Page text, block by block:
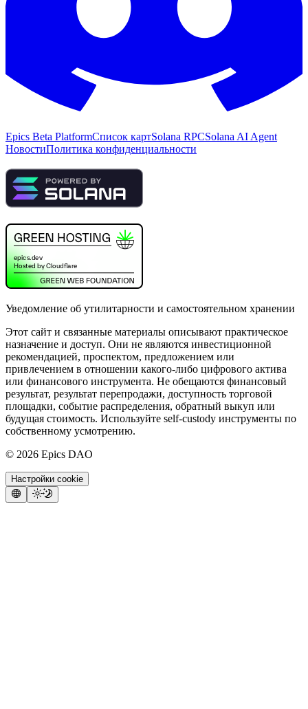
Epics Beta PlatformСписок картSolana RPCSolana AI Agent
НовостиПолитика конфиденциальности
Уведомление об утилитарности и самостоятельном хранении
Этот сайт и связанные материалы описывают практическое
назначение и доступ. Они не являются инвестиционной
рекомендацией, проспектом, предложением или
привлечением в отношении какого-либо цифрового актива
или финансового инструмента. Не обещаются финансовый
результат, результат перепродажи, доступность торговой
площадки, событие распределения, обратный выкуп или
будущая стоимость. Используйте self-custody инструменты по
собственному усмотрению.
© 2026 Epics DAO
Настройки cookie